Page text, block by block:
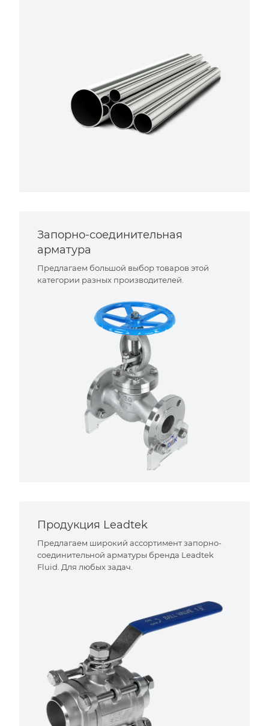
Запорно-соединительная
арматура
Предлагаем большой выбор товаров этой
категории разных производителей.
Продукция Leadtek
Предлагаем широкий ассортимент запорно-
соединительной арматуры бренда Leadtek
Fluid. Для любых задач.